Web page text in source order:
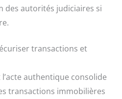
des autorités judiciaires si
transactions et
authentique consolide
transactions immobilières